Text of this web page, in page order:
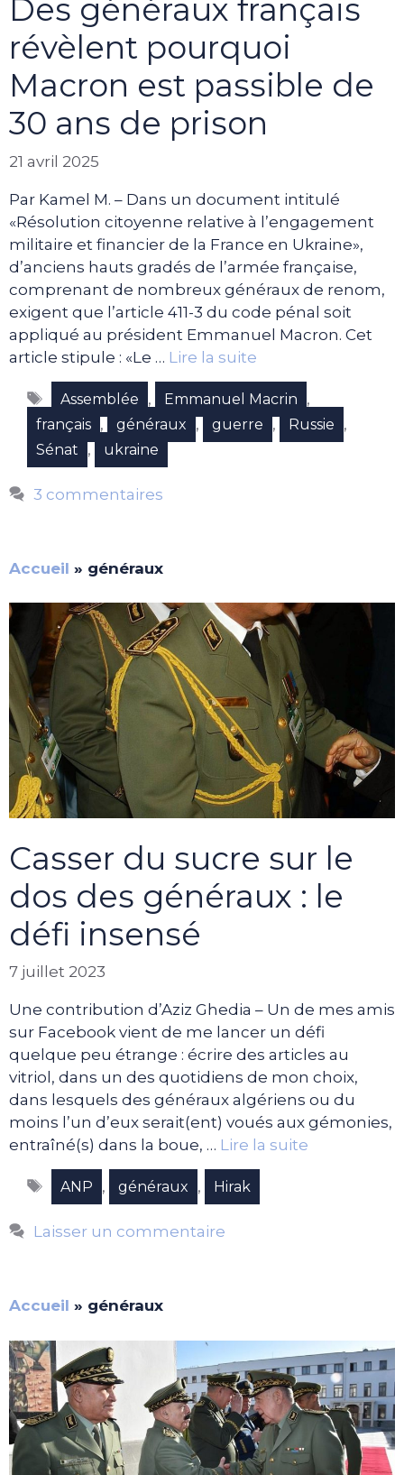
Des généraux français
révèlent pourquoi
Macron est passible de
30 ans de prison
21 avril 2025
Par Kamel M. – Dans un document intitulé
«Résolution citoyenne relative à l’engagement
militaire et financier de la France en Ukraine»,
d’anciens hauts gradés de l’armée française,
comprenant de nombreux généraux de renom,
exigent que l’article 411-3 du code pénal soit
appliqué au président Emmanuel Macron. Cet
article stipule : «Le … Lire la suite
Étiquettes
Assemblée , Emmanuel Macrin ,
français , généraux , guerre , Russie ,
Sénat , ukraine
3 commentaires
Accueil » généraux
Casser du sucre sur le
dos des généraux : le
défi insensé
7 juillet 2023
Une contribution d’Aziz Ghedia – Un de mes amis
sur Facebook vient de me lancer un défi
quelque peu étrange : écrire des articles au
vitriol, dans un des quotidiens de mon choix,
dans lesquels des généraux algériens ou du
moins l’un d’eux serait(ent) voués aux gémonies,
entraîné(s) dans la boue, … Lire la suite
Étiquettes
ANP , généraux , Hirak
Laisser un commentaire
Accueil » généraux